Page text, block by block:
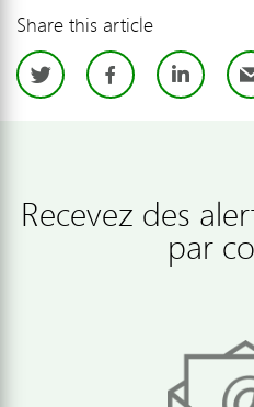
Share this article
Twitter
Recevez des
par